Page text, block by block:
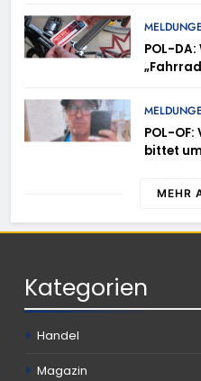
POL-
POL-
bittet
MEHR
Kategorien
Handel
Magazin